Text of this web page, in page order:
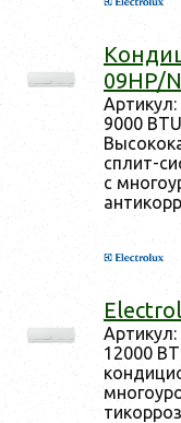
09HP/
Ар­ти­кул:
9000
сплит-
с
12000